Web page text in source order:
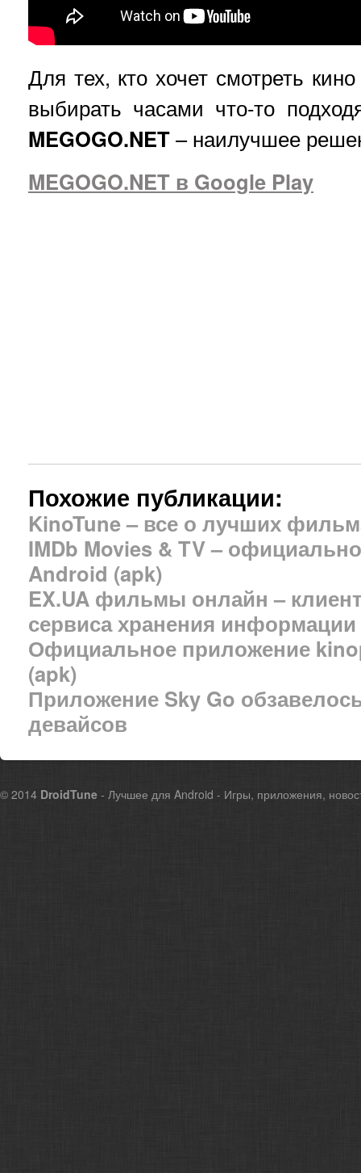
Для тех, кто хочет смотреть
выбирать часами что-то
MEGOGO.NET– наилучшее
MEGOGO.NET в Google Play
Похожие публикации:
KinoTune – все о лучших
IMDb Movies & TV –
Android (apk)
EX.UA фильмы онлайн –
сервиса хранения информации
Официальное приложение
(apk)
Приложение Sky Go
девайсов
© 2014 DroidTune - Лучшее для Android - Игры, приложения,